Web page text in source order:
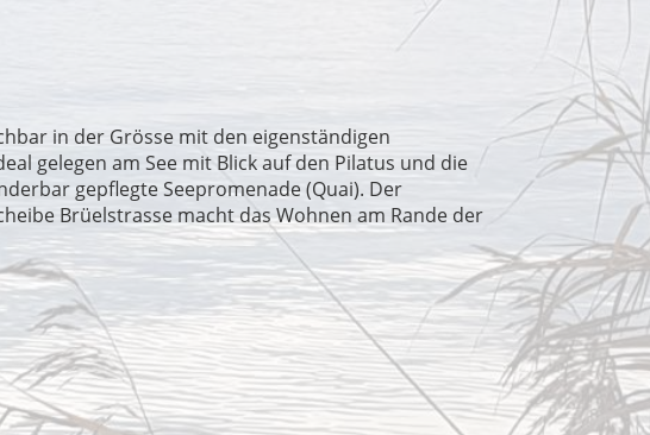
in der Grösse mit den eigenständigen
gelegen am See mit Blick auf den Pilatus und die
gepflegte Seepromenade (Quai). Der
Brüelstrasse macht das Wohnen am Rande der